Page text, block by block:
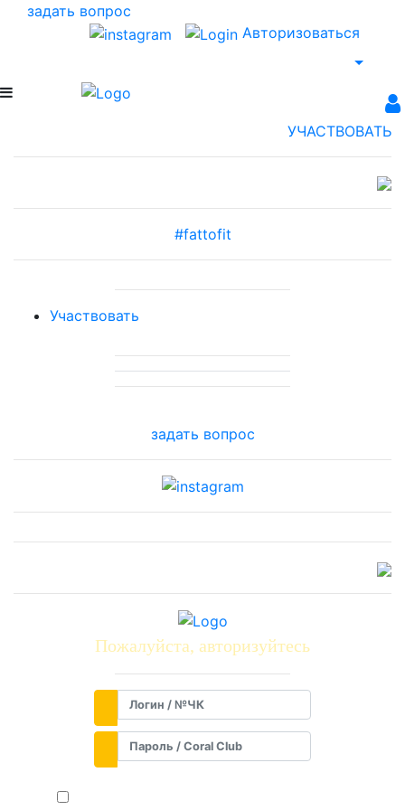
задать вопрос
Авторизоваться
УЧАСТВОВАТЬ
#fattofit
Участвовать
задать вопрос
Пожалуйста, авторизуйтесь